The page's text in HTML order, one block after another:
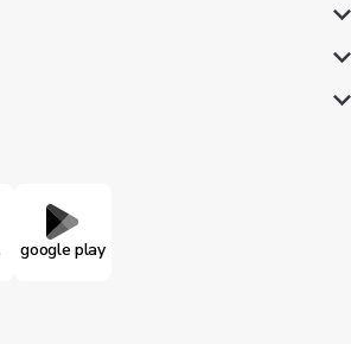
google play